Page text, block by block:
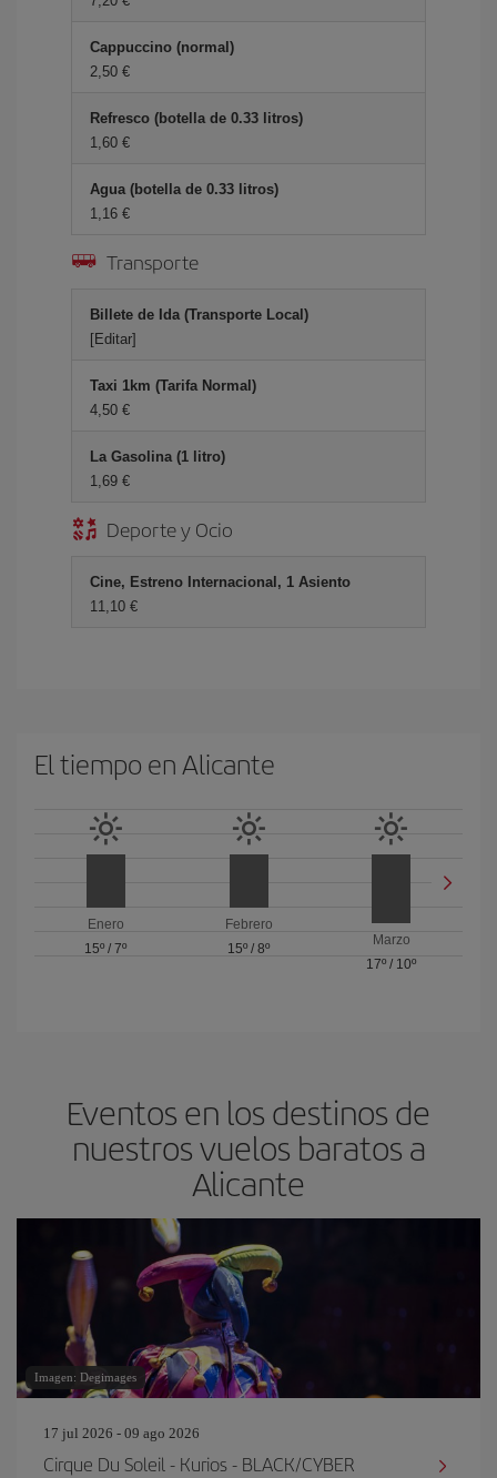
Cappuccino (normal)
2,50 €
Refresco (botella de 0.33 litros)
1,60 €
Agua (botella de 0.33 litros)
1,16 €
Transporte
Billete de Ida (Transporte Local)
[Editar]
Taxi 1km (Tarifa Normal)
4,50 €
La Gasolina (1 litro)
1,69 €
Deporte y Ocio
Cine, Estreno Internacional, 1 Asiento
11,10 €
El tiempo en Alicante
Enero
15º /7º
Febrero
15º / 8º
Marzo
17º / 10º
Eventos en los destinos de
nuestros vuelos baratos a
Alicante
Imagen: Degimages
17 jul 2026 - 09 ago 2026
Cirque Du Soleil - Kurios - BLACK/CYBER